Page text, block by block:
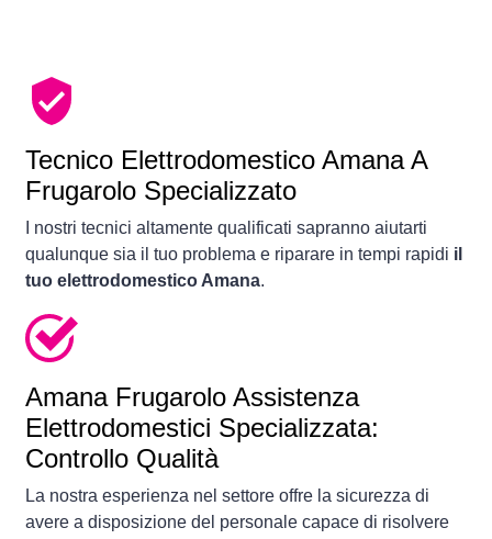
Tecnico Elettrodomestico Amana A
Frugarolo Specializzato
I nostri tecnici altamente qualificati sapranno aiutarti
qualunque sia il tuo problema e riparare in tempi rapidi il
tuo elettrodomestico Amana.
Amana Frugarolo Assistenza
Elettrodomestici Specializzata:
Controllo Qualità
La nostra esperienza nel settore offre la sicurezza di
avere a disposizione del personale capace di risolvere